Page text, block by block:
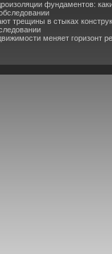
фундаментов:
трещины в стыках
меняет горизонт